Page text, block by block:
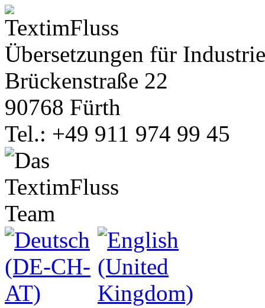
Übersetzungen für
Brückenstraße 22
90768 Fürth
Tel.: +49 911 974 99 45